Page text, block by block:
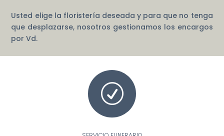
Usted elige la floristería deseada y para que no tenga
que desplazarse, nosotros gestionamos los encargos
por Vd.
R